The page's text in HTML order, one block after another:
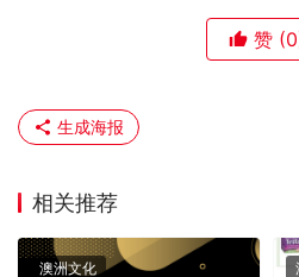
赞
生成海报
相关推荐
澳洲文化